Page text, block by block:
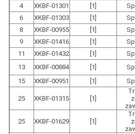
4
XKBF-01301 [1]
6
XKBF-01303 [1]
8
XKBF-00955 [1]
9
XKBF-01416 [1]
11
XKBF-01432 [1]
13
XKBF-00884 [1]
15
XKBF-00951 [1]
25 XKBF-01315 [1]
25 XKBF-01629 [1]